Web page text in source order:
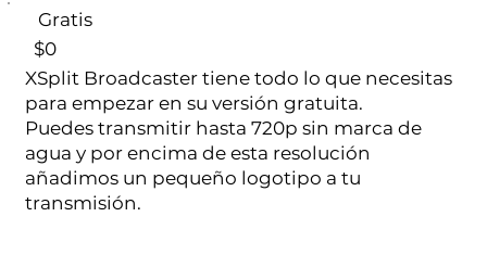
te permite enviar su señal de video y
local.Usos comunes:- Configuraciones
de dos PC: use una ordenador para
juegos o presentaciones y otra para
codificar y transmitir/grabar, sin
necesidad de una tarjeta de captura.-
Gratis
$0
XSplit Broadcaster tiene todo lo que necesitas
para empezar en su versión gratuita.
Puedes transmitir hasta 720p sin marca de
agua y por encima de esta resolución
añadimos un pequeño logotipo a tu
transmisión.